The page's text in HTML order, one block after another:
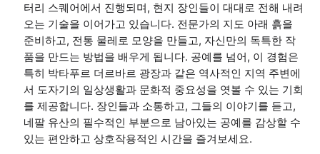
터리 스퀘어에서 진행되며, 현지 장인들이 대대로 전해 내려
오는 기술을 이어가고 있습니다. 전문가의 지도 아래 흙을
준비하고, 전통 물레로 모양을 만들고, 자신만의 독특한 작
품을 만드는 방법을 배우게 됩니다. 공예를 넘어, 이 경험은
특히 박타푸르 더르바르 광장과 같은 역사적인 지역 주변에
서 도자기의 일상생활과 문화적 중요성을 엿볼 수 있는 기회
를 제공합니다. 장인들과 소통하고, 그들의 이야기를 듣고,
네팔 유산의 필수적인 부분으로 남아있는 공예를 감상할 수
있는 편안하고 상호작용적인 시간을 즐겨보세요.